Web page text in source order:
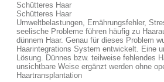
Schütteres Haar
Schütteres Haar
Umweltbelastungen, Ernährungsfehler,
seelische Probleme führen häufig zu
dünnem Haar. Genau für dieses Problem
Haarintegrations System entwickelt. Eine
Lösung. Dünnes bzw. teilweise fehlendes
unsichtbare Weise ergänzt werden ohne
Haartransplantation